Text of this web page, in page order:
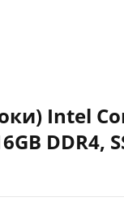
Intel
DDR4,